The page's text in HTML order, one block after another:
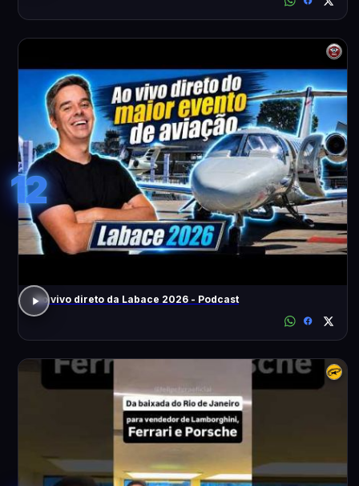
12
Ao vivo direto da Labace 2026 - Podcast